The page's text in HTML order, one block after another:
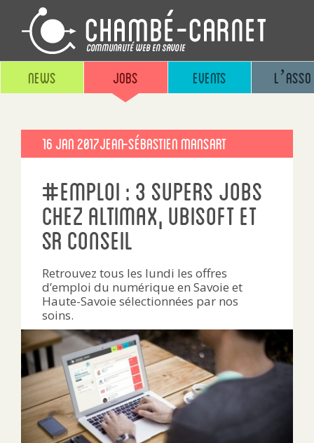
News Jobs Events L’asso
Publié
16 Jan 2017Jean-sébastien Mansart
#emploi : 3 supers jobs
chez Altimax, Ubisoft et
SR Conseil
Retrouvez tous les lundi les offres
d’emploi du numérique en Savoie et
Haute-Savoie sélectionnées par nos
soins.